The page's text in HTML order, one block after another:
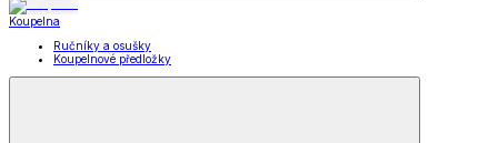
Koupelna
Ručníky a osušky
Koupelnové předložky